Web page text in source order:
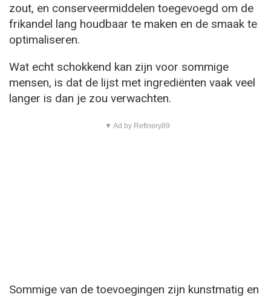
zout, en conserveermiddelen toegevoegd om de
frikandel lang houdbaar te maken en de smaak te
optimaliseren.
Wat echt schokkend kan zijn voor sommige
mensen, is dat de lijst met ingrediënten vaak veel
langer is dan je zou verwachten.
▼ Ad by Refinery89
Sommige van de toevoegingen zijn kunstmatig en